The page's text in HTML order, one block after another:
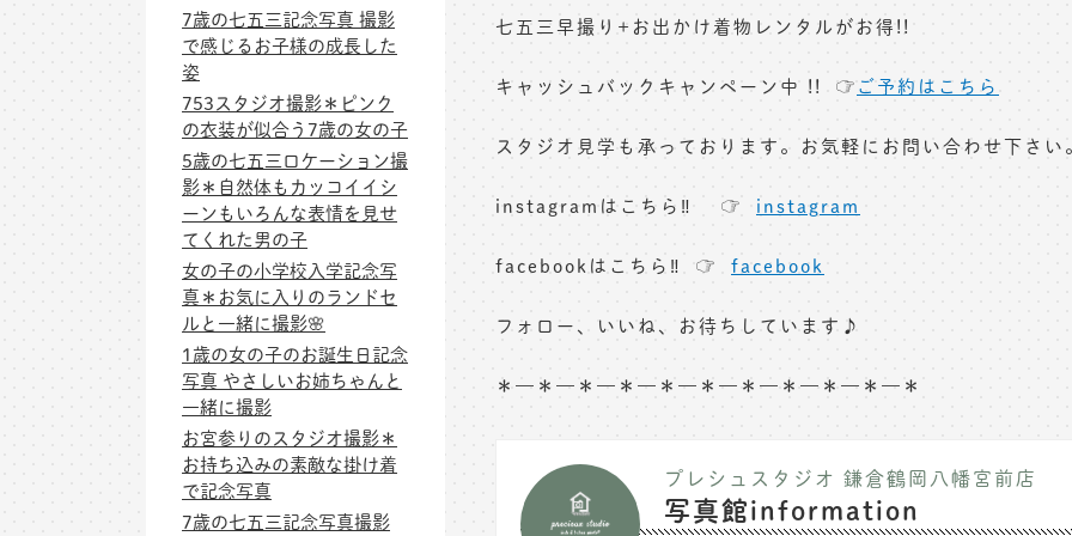
七五三早撮り+お出かけ着物レンタルがお得!!
キャッシュバックキャンペーン中 !! ☞ご予約はこちら
スタジオ見学も承っております。お気軽にお問い合わせ下さい
instagramはこちら‼︎ ☞ instagram
facebookはこちら‼︎ ☞ facebook
フォロー、いいね、お待ちしています♪
＊—＊—＊—＊—＊—＊—＊—＊—＊—＊—＊
プレシュスタジオ 鎌倉鶴岡八幡宮前店
写真館information
7歳の七五三記念写真 撮影
で感じるお子様の成長した
姿
753スタジオ撮影＊ピンク
の衣装が似合う7歳の女の子
5歳の七五三ロケーション撮
影＊自然体もカッコイイシ
ーンもいろんな表情を見せ
てくれた男の子
女の子の小学校入学記念写
真＊お気に入りのランドセ
ルと一緒に撮影🌸
1歳の女の子のお誕生日記念
写真 やさしいお姉ちゃんと
一緒に撮影
お宮参りのスタジオ撮影＊
お持ち込みの素敵な掛け着
で記念写真
7歳の七五三記念写真撮影